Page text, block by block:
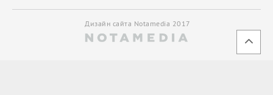
Дизайн сайта Notamedia 2017